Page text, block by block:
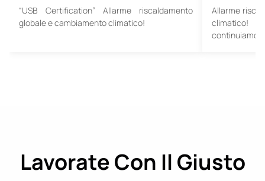
“USB Certification” Allarme riscaldamento
globale e cambiamento climatico!
Allarme
climatico!
continuiamo
Lavorate Con Il Giusto